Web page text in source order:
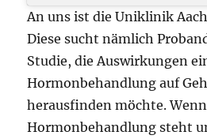
An uns ist die Uniklinik
Diese sucht nämlich
Studie, die Auswirkungen
Hormonbehandlung auf
herausfinden möchte.
Hormonbehandlung steht